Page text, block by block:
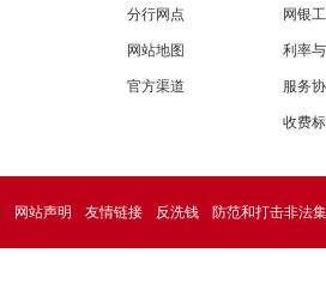
分行网点
网站地图
官方渠道
网银
利率
服务
收费
网站声明 友情链接 反洗钱 防范和打击非法